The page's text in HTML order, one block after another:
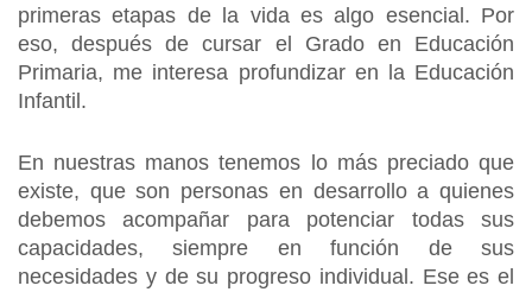
primeras etapas de la vida es algo esencial. Por
eso, después de cursar el Grado en Educación
Primaria, me interesa profundizar en la Educación
Infantil.
En nuestras manos tenemos lo más preciado que
existe, que son personas en desarrollo a quienes
debemos acompañar para potenciar todas sus
capacidades, siempre en función de sus
necesidades y de su progreso individual. Ese es el